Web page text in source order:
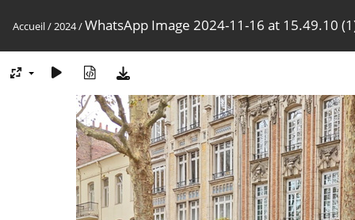
Accueil/2024/WhatsApp Image 2024-11-16 at 15.49.10